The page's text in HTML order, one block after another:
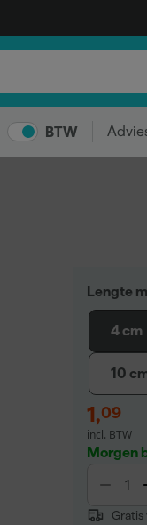
BTW
Lengte
4 cm
10
1,09
incl. BTW
Morgen